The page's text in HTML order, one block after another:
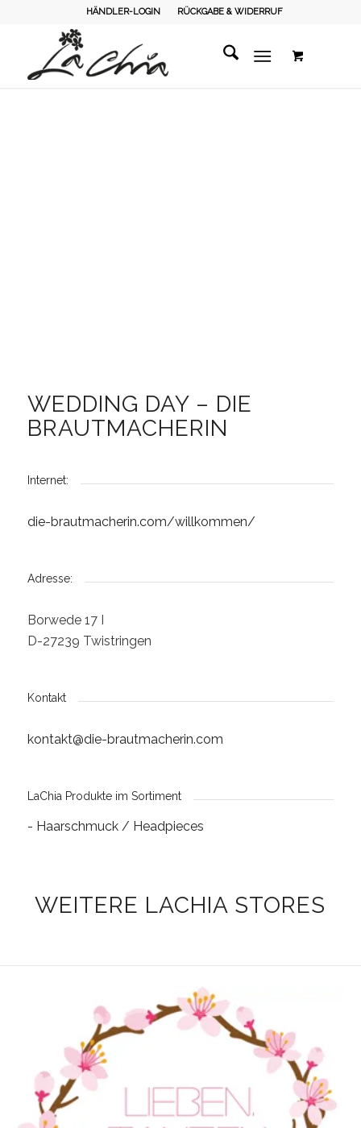
HÄNDLER-LOGIN RÜCKGABE & WIDERRUF
WEDDING DAY – DIE
BRAUTMACHERIN
Internet:
die-brautmacherin.com/willkommen/
Adresse:
Borwede 17 I
D-27239 Twistringen
Kontakt
kontakt@die-brautmacherin.com
LaChia Produkte im Sortiment
- Haarschmuck / Headpieces
WEITERE LACHIA STORES